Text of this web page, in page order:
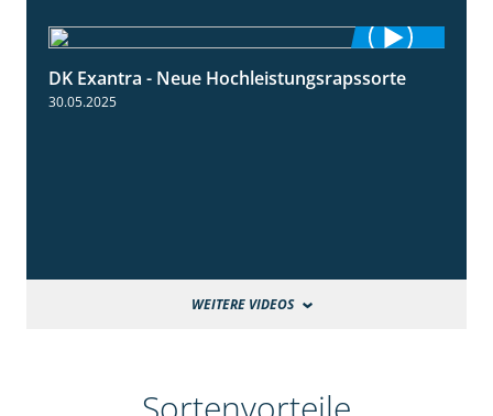
2:15
DK Exantra - Neue Hochleistungsrapssorte
30.05.2025
WEITERE VIDEOS